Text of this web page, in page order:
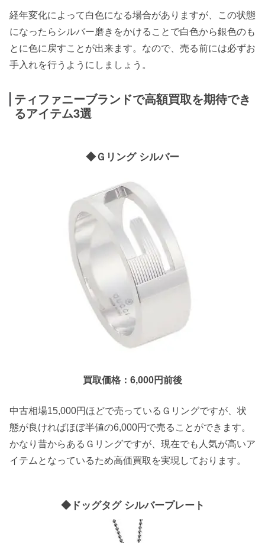
経年変化によって白色になる場合がありますが、この状態
になったらシルバー磨きをかけることで白色から銀色のも
とに色に戻すことが出来ます。なので、売る前には必ずお
手入れを行うようにしましょう。
ティファニーブランドで高額買取を期待でき
るアイテム3選
◆Ｇリング シルバー
買取価格：6,000円前後
中古相場15,000円ほどで売っているＧリングですが、状
態が良ければほぼ半値の6,000円で売ることができます。
かなり昔からあるＧリングですが、現在でも人気が高いア
イテムとなっているため高価買取を実現しております。
◆ドッグタグ シルバープレート